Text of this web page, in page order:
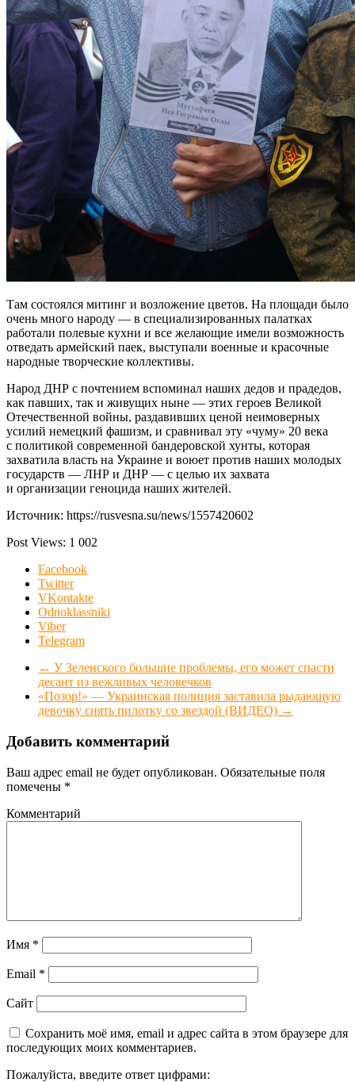
Там состоялся митинг и возложение цветов. На площади было
очень много народу — в специализированных палатках
работали полевые кухни и все желающие имели возможность
отведать армейский паек, выступали военные и красочные
народные творческие коллективы.
Народ ДНР с почтением вспоминал наших дедов и прадедов,
как павших, так и живущих ныне — этих героев Великой
Отечественной войны, раздавивших ценой неимоверных
усилий немецкий фашизм, и сравнивал эту «чуму» 20 века
с политикой современной бандеровской хунты, которая
захватила власть на Украине и воюет против наших молодых
государств — ЛНР и ДНР — с целью их захвата
и организации геноцида наших жителей.
Источник: https://rusvesna.su/news/1557420602
Post Views: 1 002
Facebook
Twitter
VKontakte
Odnoklassniki
Viber
Telegram
← У Зеленского большие проблемы, его может спасти
десант из вежливых человечков
«Позор!» — Украинская полиция заставила рыдающую
девочку снять пилотку со звездой (ВИДЕО) →
Добавить комментарий
Ваш адрес email не будет опубликован. Обязательные поля
помечены *
Комментарий
Имя *
Email *
Сайт
Сохранить моё имя, email и адрес сайта в этом браузере для
последующих моих комментариев.
Пожалуйста, введите ответ цифрами: